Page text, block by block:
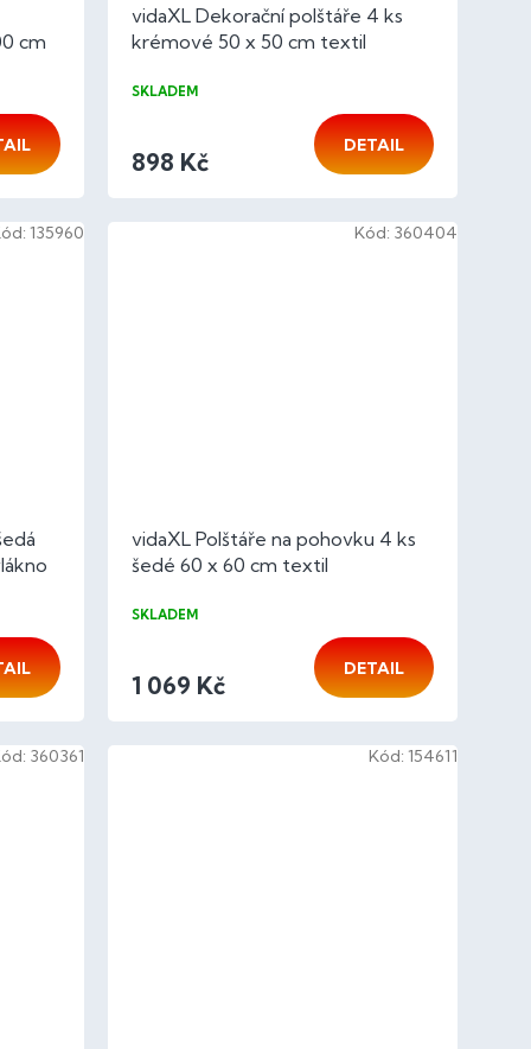
cm
vidaXL Dekorační polštáře 4 ks
krémové 50 x 50 cm textil
SKLADEM
898 Kč
DETAIL
135960
vidaXL Polštáře na pohovku 4 ks
šedé 60 x 60 cm textil
SKLADEM
1 069 Kč
DETAIL
Kód: 360404
360361 Kód: 154611